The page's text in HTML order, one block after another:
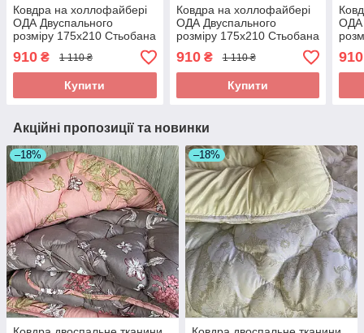
Ковдра на холлофайбері
ОДА Двуспального
розміру 175х210 Стьобана
зимова ковдра високої
якості
910 ₴ 1 110 ₴
Купити
Ковдра на холлофайбері
ОДА Двуспального
розміру 175х210 Стьобана
зимова ковдра високої
якості
910₴ 1 110 ₴
Купити
ОДА
910
Акційні пропозиції та новинки
–18% –18%